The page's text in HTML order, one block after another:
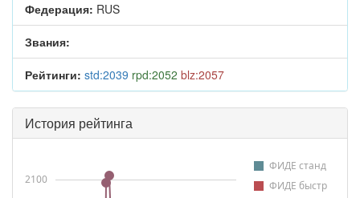
Федерация: RUS
Звания:
Рейтинги: std:2039 rpd:2052 blz:2057
История рейтинга
ФИДЕ станд
ФИДЕ быстр
2100